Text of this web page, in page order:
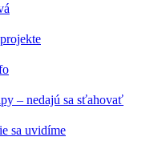
– nedajú sa sťahovať
sa uvidíme